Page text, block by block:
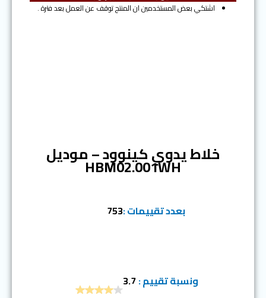
اشتكي بعض المستخدمين ان المنتج توقف عن العمل بعد فترة .
خلاط يدوي كينوود – موديل
HBM02.001WH
بعدد تقييمات :753
ونسبة تقييم :3.7